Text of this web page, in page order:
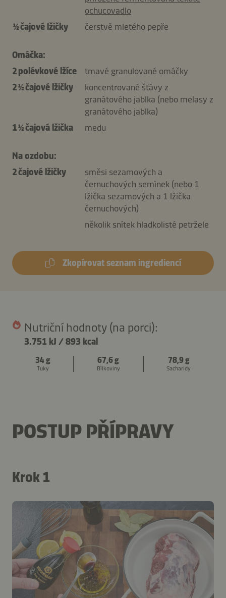
ochucovadlo
½ čajové lžičky
čerstvě mletého pepře
Omáčka:
2 polévkové lžíce
tmavé granulované omáčky
2 ½ čajové lžičky
koncentrované šťávy z
granátového jablka (nebo melasy z
granátového jablka)
1 ½ čajová lžička
medu
Na ozdobu:
2 čajové lžičky
směsi sezamových a
černuchových semínek (nebo 1
lžička sezamových a 1 lžička
černuchových)
několik snítek hladkolisté petržele
Zkopírovat seznam ingrediencí
Nutriční hodnoty (na porci):
3.751 kJ /893 kcal
34 g
Tuky
67,6 g
Bílkoviny
78,9 g
Sacharidy
POSTUP PŘÍPRAVY
Krok 1